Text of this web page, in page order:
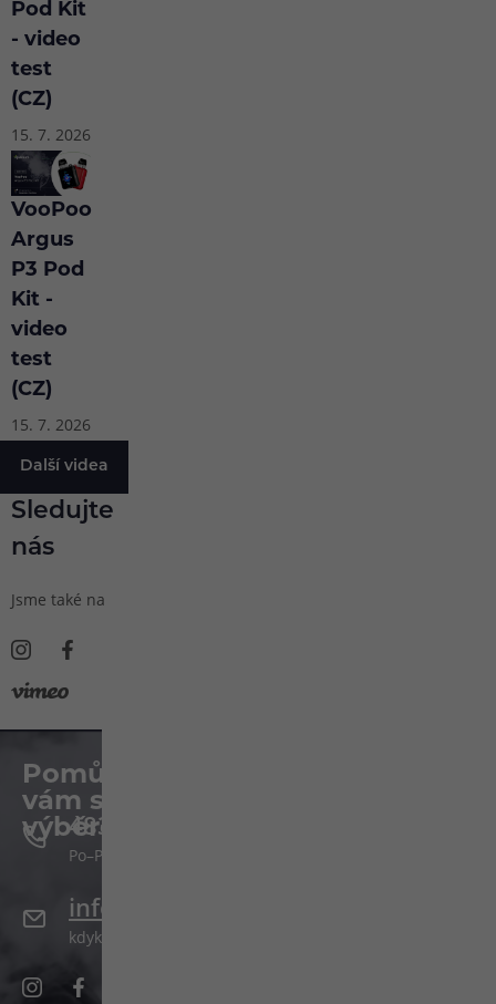
přísná
pravidla
na
letišti
úplný
zákaz
vapování
v
některých
Pod Kit
- video
test
(CZ)
15. 7. 2026
VooPoo
Argus
P3 Pod
Kit -
video
test
(CZ)
15. 7. 2026
Další videa
Sledujte
nás
Jsme také na
Pomůžeme
vám s
výběrem
483 51 51 31
Po–Pá: 09:00–17:00
info@ejuice.cz
kdykoliv